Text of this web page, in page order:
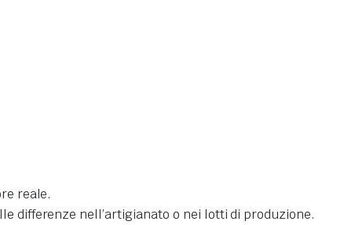
reale.
differenze nell’artigianato o nei lotti di produzione.